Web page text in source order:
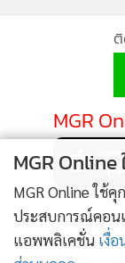
MGR
MGR
MGR Online ใช้
ประสบการณ์คอน
แอพพลิเคชั่น เงื่